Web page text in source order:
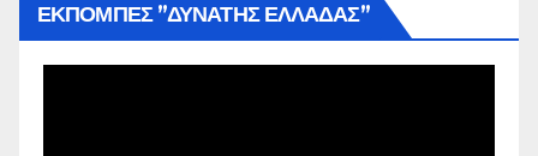
ΕΚΠΟΜΠΕΣ ”ΔΥΝΑΤΗΣ ΕΛΛΑΔΑΣ”